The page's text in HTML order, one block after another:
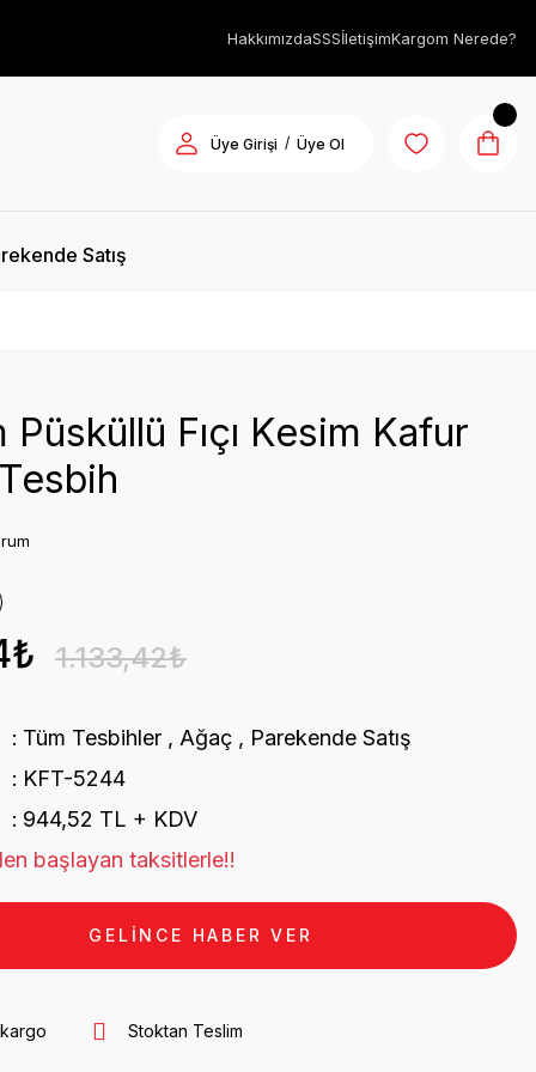
HakkımızdaSSSİletişimKargom Nerede?
Üye Girişi / Üye Ol
Satış
Püsküllü Fıçı Kesim Kafur
1.133,42₺
Tüm Tesbihler , Ağaç , Parekende Satış
KFT-5244
944,52 TL + KDV
başlayan taksitlerle!!
GELİNCE HABER VER
Stoktan Teslim